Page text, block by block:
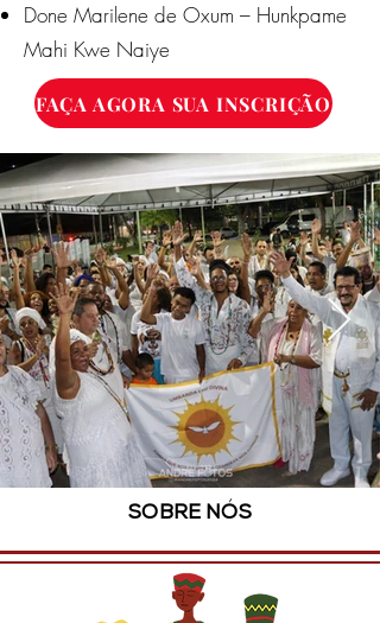
Done Marilene de Oxum – Hunkpame
Mahi Kwe Naiye
FAÇA AGORA SUA INSCRIÇÃO
SOBRE NÓS